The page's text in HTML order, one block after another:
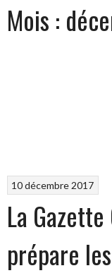
Mois :
10 décembre 2017
La
prépare